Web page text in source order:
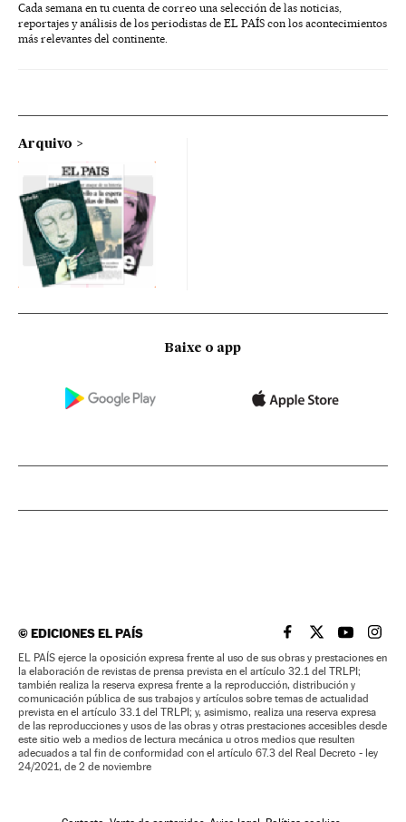
Cada semana en tu cuenta de correo una selección de las noticias,
reportajes y análisis de los periodistas de EL PAÍS con los acontecimientos
más relevantes del continente.
Arquivo
Baixe o app
©EDICIONES EL PAÍS EL PAÍS BRASIL EN
EL PAÍSEL PAÍS
EL
EL PAÍS ejerce la oposición expresa frente al uso de sus obras y prestaciones en
la elaboración de revistas de prensa prevista en el artículo 32.1 del TRLPI;
también realiza la reserva expresa frente a la reproducción, distribución y
comunicación pública de sus trabajos y artículos sobre temas de actualidad
prevista en el artículo 33.1 del TRLPI; y, asimismo, realiza una reserva expresa
de las reproducciones y usos de las obras y otras prestaciones accesibles desde
este sitio web a medios de lectura mecánica u otros medios que resulten
adecuados a tal fin de conformidad con el artículo 67.3 del Real Decreto - ley
24/2021, de 2 de noviembre